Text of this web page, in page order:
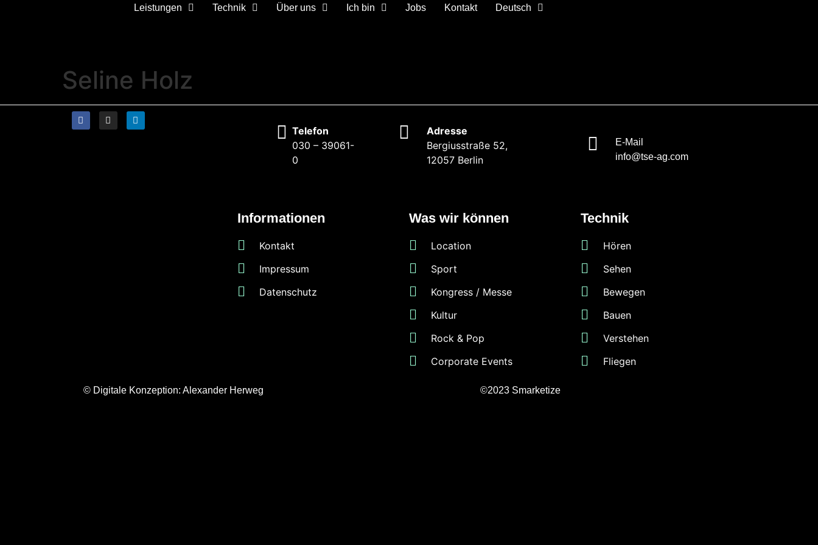
Leistungen Technik Über uns Ich bin Jobs Kontakt Deutsch
Seline Holz
Telefon
030 – 39061-
0
Adresse
Bergiusstraße 52,
12057 Berlin
E-Mail
info@tse-ag.com
Informationen
Kontakt
Impressum
Datenschutz
Was wir können
Location
Sport
Kongress / Messe
Kultur
Rock & Pop
Corporate Events
Technik
Hören
Sehen
Bewegen
Bauen
Verstehen
Fliegen
© Digitale Konzeption: Alexander Herweg ©2023 Smarketize